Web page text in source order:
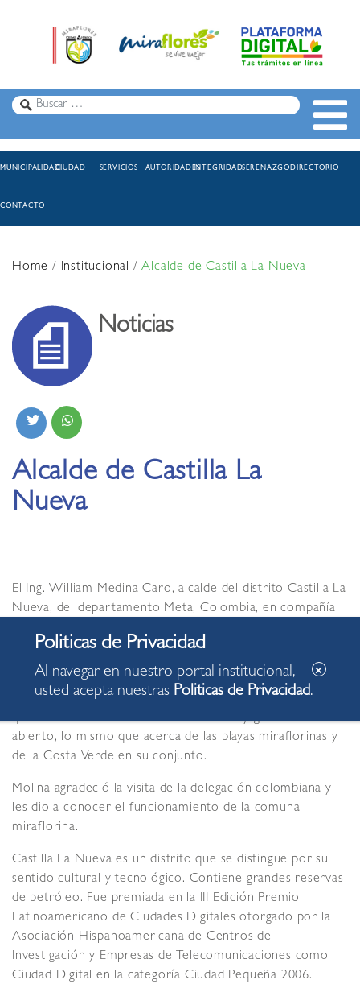
MUNICIPALIDADCIUDAD SERVICIOS AUTORIDADESINTEGRIDADSERENAZGODIRECTORIO
CONTACTO
Home/Institucional /Alcalde de Castilla La Nueva
Noticias
Alcalde de Castilla La
Nueva
El Ing. William Medina Caro, alcalde del distrito Castilla La
Nueva, del departamento Meta, Colombia, en compañía
municipalidad de Miraflores, siendo recibido por el alcalde
Luis Molina Arles.
La delegación visitante tomó conocimiento del trabajo
que realiza Miraflores sobre innovación y gobierno
abierto, lo mismo que acerca de las playas miraflorinas y
de la Costa Verde en su conjunto.
Molina agradeció la visita de la delegación colombiana y
les dio a conocer el funcionamiento de la comuna
miraflorina.
Castilla La Nueva es un distrito que se distingue por su
sentido cultural y tecnológico. Contiene grandes reservas
de petróleo. Fue premiada en la III Edición Premio
Latinoamericano de Ciudades Digitales otorgado por la
Asociación Hispanoamericana de Centros de
Investigación y Empresas de Telecomunicaciones como
Ciudad Digital en la categoría Ciudad Pequeña 2006.
Al navegar en nuestro portal institucional,
usted acepta nuestras Politicas de Privacidad.